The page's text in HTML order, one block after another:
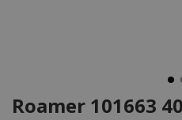
Roamer 101663